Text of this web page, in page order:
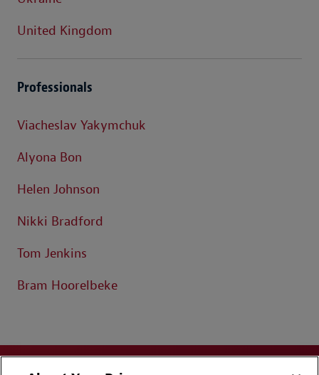
United Kingdom
Professionals
Viacheslav Yakymchuk
Alyona Bon
Helen Johnson
Nikki Bradford
Tom Jenkins
Bram Hoorelbeke